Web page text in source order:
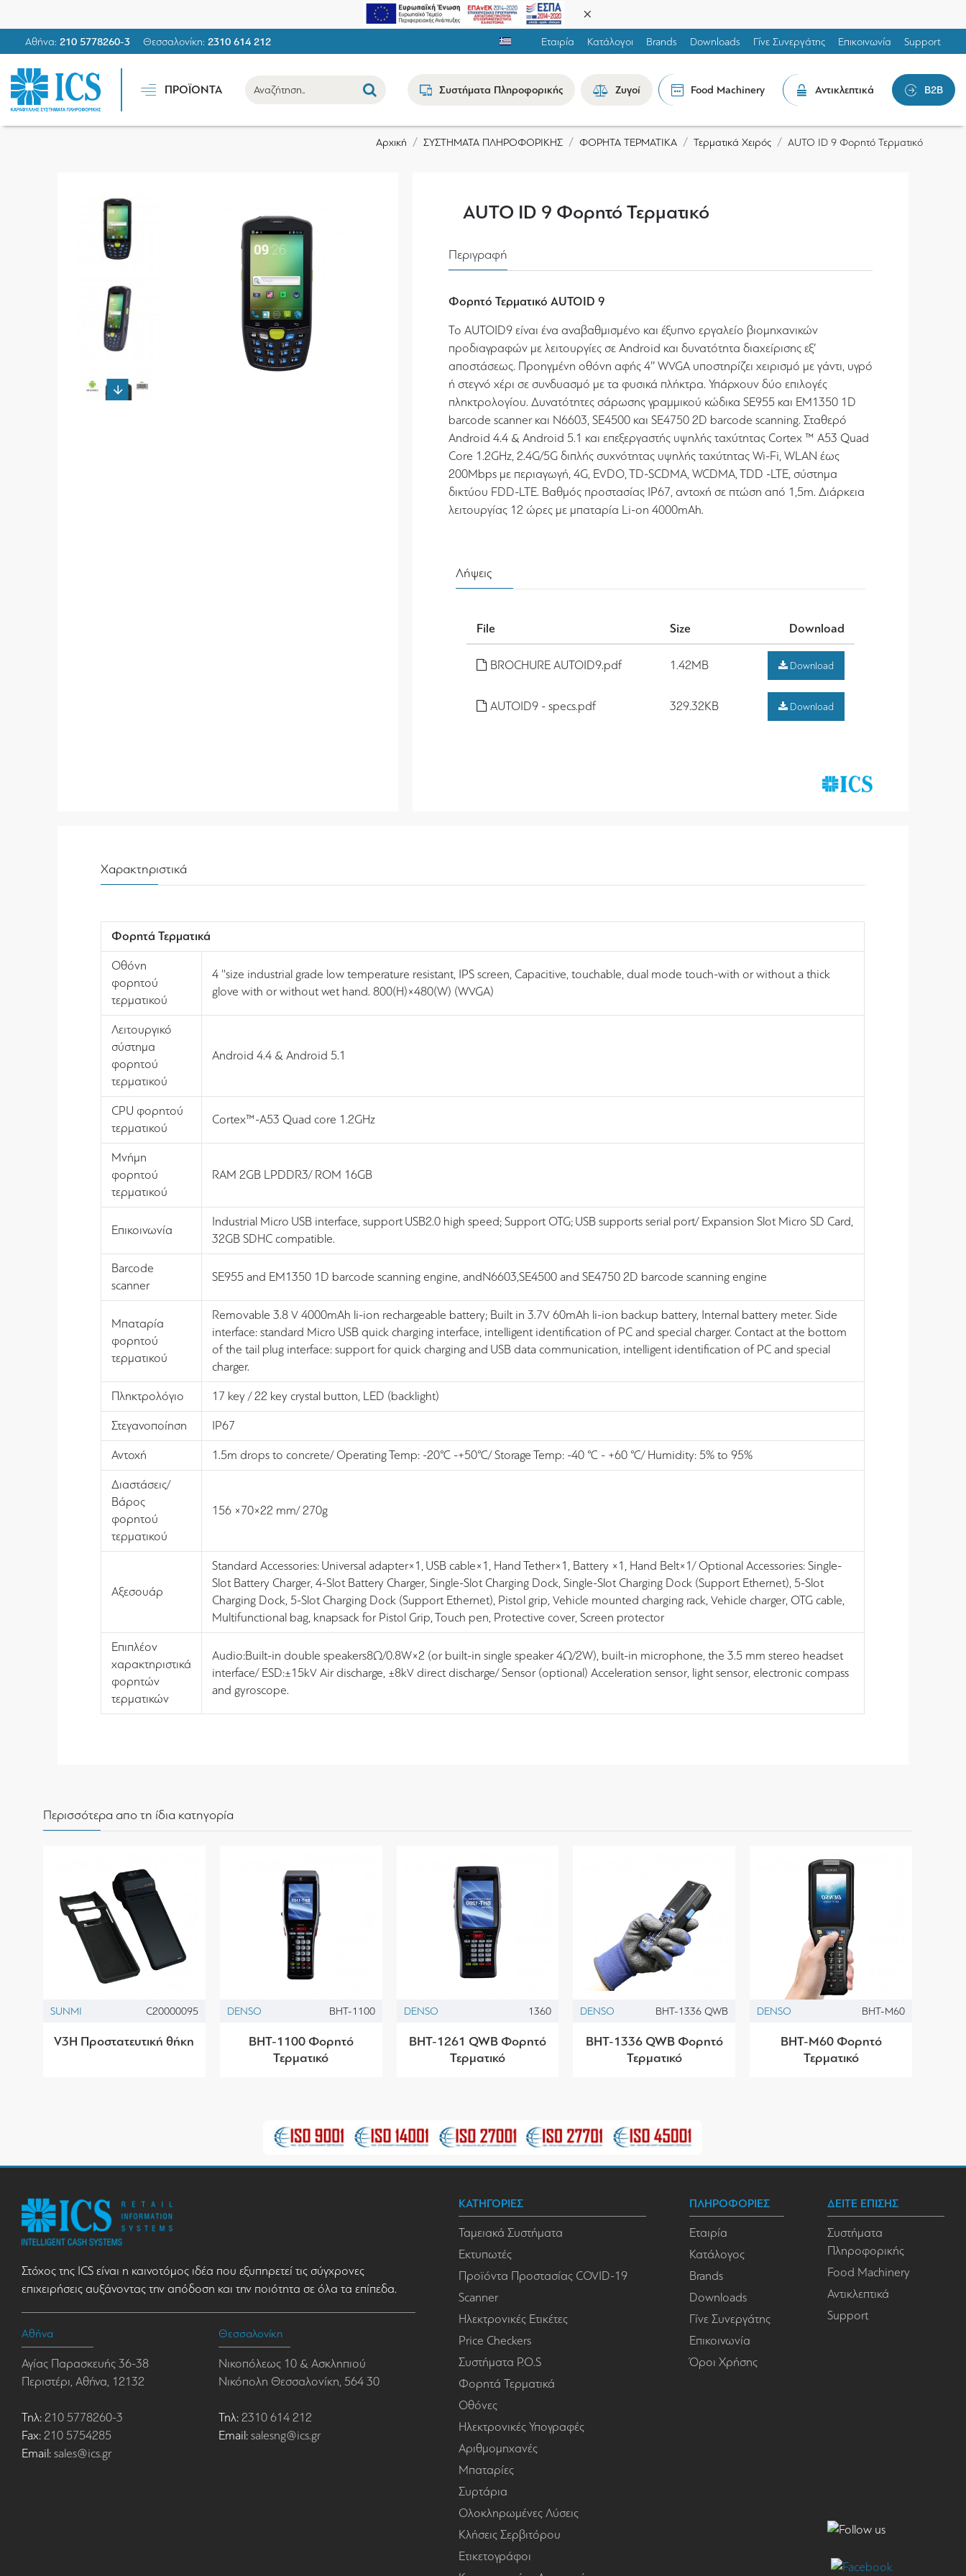
Αθήνα: 210 5778260-3 Θεσσαλονίκη: 2310 614 212 Εταιρία Κατάλογοι Brands Downloads Γίνε Συνεργάτης Επικοινωνία Support
ΠΡΟΪΟΝΤΑ Συστήματα Πληροφορικής Ζυγοί Food Machinery Αντικλεπτικά B2B
Αρχική ΣΥΣΤΗΜΑΤΑ ΠΛΗΡΟΦΟΡΙΚΗΣ ΦΟΡΗΤΑ ΤΕΡΜΑΤΙΚΑ Τερματικά Χειρός AUTO ID 9 Φορητό Τερματικό
AUTO ID 9 Φορητό Τερματικό
Λήψεις
File Size Download
BROCHURE AUTOID9.pdf 1.42MB Download
AUTOID9 - specs.pdf 329.32KB Download
Περιγραφή
Φορητό Τερματικό AUTOID 9
Το AUTOID9 είναι ένα αναβαθμισμένο και έξυπνο εργαλείο βιομηχανικών
προδιαγραφών με λειτουργίες σε Android και δυνατότητα διαχείρισης εξ’
αποστάσεως. Προηγμένη οθόνη αφής 4’’ WVGA υποστηρίζει χειρισμό με γάντι, υγρό
ή στεγνό χέρι σε συνδυασμό με τα φυσικά πλήκτρα. Υπάρχουν δύο επιλογές
πληκτρολογίου. Δυνατότητες σάρωσης γραμμικού κώδικα SE955 και EM1350 1D
barcode scanner και N6603, SE4500 και SE4750 2D barcode scanning. Σταθερό
Android 4.4 & Android 5.1 και επεξεργαστής υψηλής ταχύτητας Cortex ™ A53 Quad
Core 1.2GHz, 2.4G/5G διπλής συχνότητας υψηλής ταχύτητας Wi-Fi, WLAN έως
200Mbps με περιαγωγή, 4G, EVDO, TD-SCDMA, WCDMA, TDD -LTE, σύστημα
δικτύου FDD-LTE. Βαθμός προστασίας IP67, αντοχή σε πτώση από 1,5m. Διάρκεια
λειτουργίας 12 ώρες με μπαταρία Li-on 4000mAh.
Χαρακτηριστικά
Φορητά Τερματικά
Οθόνη
φορητού
τερματικού
4 ''size industrial grade low temperature resistant, IPS screen, Capacitive, touchable, dual mode touch-with or without a thick
glove with or without wet hand. 800(H)×480(W) (WVGA)
Λειτουργικό
σύστημα
φορητού
τερματικού
Android 4.4 & Android 5.1
CPU φορητού
τερματικού
Cortex™-A53 Quad core 1.2GHz
Μνήμη
φορητού
τερματικού
RAM 2GB LPDDR3/ ROM 16GB
Επικοινωνία
Industrial Micro USB interface, support USB2.0 high speed; Support OTG; USB supports serial port/ Expansion Slot Micro SD Card,
32GB SDHC compatible.
Barcode
scanner
SE955 and EM1350 1D barcode scanning engine, andN6603,SE4500 and SE4750 2D barcode scanning engine
Μπαταρία
φορητού
τερματικού
Removable 3.8 V 4000mAh li-ion rechargeable battery; Built in 3.7V 60mAh li-ion backup battery, Internal battery meter. Side
interface: standard Micro USB quick charging interface, intelligent identification of PC and special charger. Contact at the bottom
of the tail plug interface: support for quick charging and USB data communication, intelligent identification of PC and special
charger.
Πληκτρολόγιο 17 key / 22 key crystal button, LED (backlight)
Στεγανοποίηση IP67
Αντοχή 1.5m drops to concrete/ Operating Temp: -20℃ -+50℃/ Storage Temp: -40 ℃ - +60 ℃/ Humidity: 5% to 95%
Διαστάσεις/
Βάρος
φορητού
τερματικού
156 ×70×22 mm/ 270g
Αξεσουάρ
Standard Accessories: Universal adapter×1, USB cable×1, Hand Tether×1, Battery ×1, Hand Belt×1/ Optional Accessories: Single-
Slot Battery Charger, 4-Slot Battery Charger, Single-Slot Charging Dock, Single-Slot Charging Dock (Support Ethernet), 5-Slot
Charging Dock, 5-Slot Charging Dock (Support Ethernet), Pistol grip, Vehicle mounted charging rack, Vehicle charger, OTG cable,
Multifunctional bag, knapsack for Pistol Grip, Touch pen, Protective cover, Screen protector
Επιπλέον
χαρακτηριστικά
φορητών
τερματικών
Audio:Built-in double speakers8Ω/0.8W×2 (or built-in single speaker 4Ω/2W), built-in microphone, the 3.5 mm stereo headset
interface/ ESD:±15kV Air discharge, ±8kV direct discharge/ Sensor (optional) Acceleration sensor, light sensor, electronic compass
and gyroscope.
Περισσότερα απο τη ίδια κατηγορία
SUNMI C20000095
V3H Προστατευτική θήκη
DENSO BHT-1100
BHT-1100 Φορητό
Τερματικό
DENSO 1360
BHT-1261 QWB Φορητό
Τερματικό
DENSO BHT-1336 QWB
BHT-1336 QWB Φορητό
Τερματικό
DENSO BHT-M60
BHT-M60 Φορητό
Τερματικό
Στόχος της ICS είναι η καινοτόμος ιδέα που εξυπηρετεί τις σύγχρονες
επιχειρήσεις αυξάνοντας την απόδοση και την ποιότητα σε όλα τα επίπεδα.
Αθήνα
Αγίας Παρασκευής 36-38
Περιστέρι, Αθήνα, 12132
Τηλ: 210 5778260-3
Fax: 210 5754285
Email: sales@ics.gr
Θεσσαλονίκη
Νικοπόλεως 10 & Ασκληπιού
Νικόπολη Θεσσαλονίκη, 564 30
Τηλ: 2310 614 212
Email: salesng@ics.gr
ΚΑΤΗΓΟΡΙΕΣ
Ταμειακά Συστήματα
Εκτυπωτές
Προϊόντα Προστασίας COVID-19
Scanner
Ηλεκτρονικές Ετικέτες
Price Checkers
Συστήματα P.O.S
Φορητά Τερματικά
Οθόνες
Ηλεκτρονικές Υπογραφές
Αριθμομηχανές
Μπαταρίες
Συρτάρια
Ολοκληρωμένες Λύσεις
Κλήσεις Σερβιτόρου
Ετικετογράφοι
ΠΛΗΡΟΦΟΡΙΕΣ
Εταιρία
Κατάλογος
Brands
Downloads
Γίνε Συνεργάτης
Επικοινωνία
Όροι Χρήσης
ΔΕΙΤΕ ΕΠΙΣΗΣ
Συστήματα
Πληροφορικής
Food Machinery
Αντικλεπτικά
Support